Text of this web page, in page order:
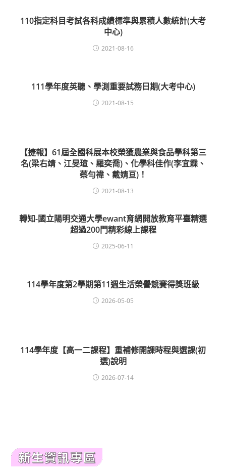
110指定科目考試各科成績標準與累積人數統計(大考
中心)
2021-08-16
111學年度英聽、學測重要試務日期(大考中心)
2021-08-15
【捷報】61屆全國科展本校榮獲農業與食品學科第三
名(梁右靖、江旻瑄、羅奕喬)、化學科佳作(李宜霖、
蔡勻禕、戴婧亘)！
2021-08-13
轉知-國立陽明交通大學ewant育網開放教育平臺精選
超過200門精彩線上課程
2025-06-11
114學年度第2學期第11週生活榮譽競賽得獎班級
2026-05-05
114學年度【高一二課程】重補修開課時程與選課(初
選)說明
2026-07-14